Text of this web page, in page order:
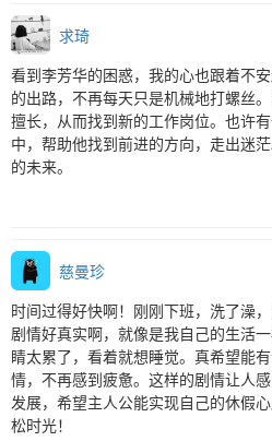
求琦
看到李芳华的困惑，我的心也跟着不
的出路，不再每天只是机械地打螺丝
擅长，从而找到新的工作岗位。也许
中，帮助他找到前进的方向，走出迷
的未来。
慈曼珍
时间过得好快啊！刚刚下班，洗了澡
剧情好真实啊，就像是我自己的生活
睛太累了，看着就想睡觉。真希望能
情，不再感到疲惫。这样的剧情让人
发展，希望主人公能实现自己的休假
松时光！